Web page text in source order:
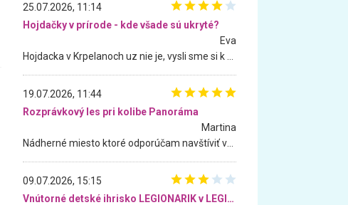
25.07.2026, 11:14
Hojdačky v prírode - kde všade sú ukryté?
Eva
19.07.2026, 11:44
Rozprávkový les pri kolibe Panoráma
Martina
09.07.2026, 15:15
Vnútorné detské ihrisko LEGIONARIK v LEGIA Fitness